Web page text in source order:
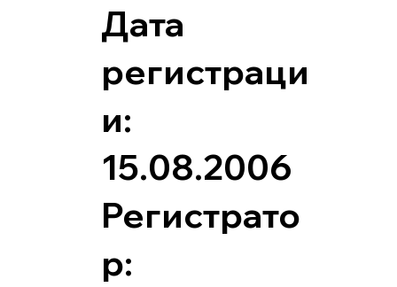
Дата
регистраци
и:
15.08.2006
Регистрато
р: